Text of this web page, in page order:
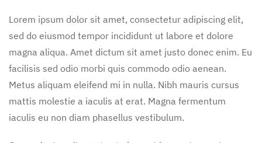
Lorem ipsum dolor sit amet, consectetur adipiscing elit,
sed do eiusmod tempor incididunt ut labore et dolore
magna aliqua. Amet dictum sit amet justo donec enim. Eu
facilisis sed odio morbi quis commodo odio aenean.
Metus aliquam eleifend mi in nulla. Nibh mauris cursus
mattis molestie a iaculis at erat. Magna fermentum
iaculis eu non diam phasellus vestibulum.